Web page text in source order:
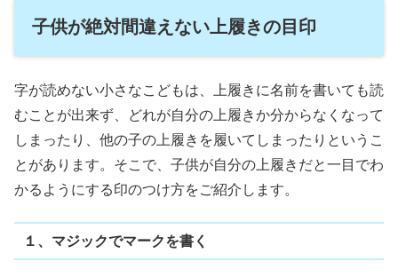
子供が絶対間違えない上履きの目印
字が読めない小さなこどもは、上履きに名前を書いても読
むことが出来ず、どれが自分の上履きか分からなくなって
しまったり、他の子の上履きを履いてしまったりというこ
とがあります。そこで、子供が自分の上履きだと一目でわ
かるようにする印のつけ方をご紹介します。
１、マジックでマークを書く